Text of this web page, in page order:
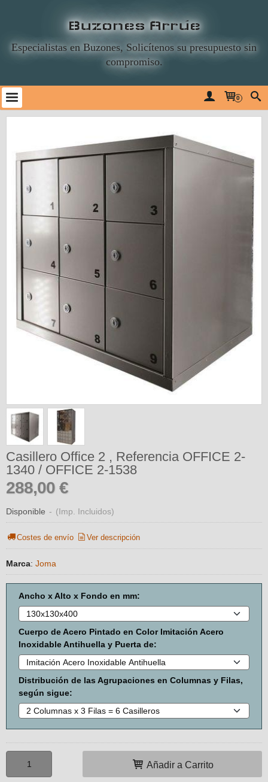
Buzones Arrúe
Especialistas en Buzones, Solicítenos su presupuesto sin
compromiso.
0
Casillero Office 2 , Referencia OFFICE 2-
1340 / OFFICE 2-1538
288,00 €
Disponible - (Imp. Incluidos)
Costes de envío Ver descripción
Marca: Joma
Ancho x Alto x Fondo en mm:
Cuerpo de Acero Pintado en Color Imitación Acero
Inoxidable Antihuella y Puerta de:
Distribución de las Agrupaciones en Columnas y Filas,
según sigue:
Añadir a Carrito